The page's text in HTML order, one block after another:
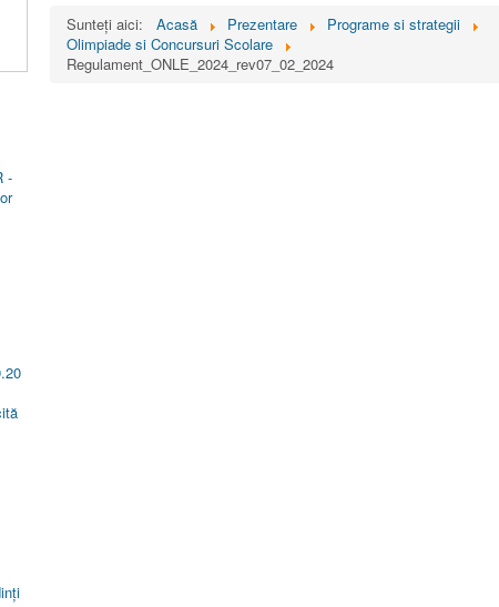
-
Sunteți aici: Acasă Prezentare
Programe si strategii
Olimpiade si Concursuri Scolare
Regulament_ONLE_2024_rev07_02_2024